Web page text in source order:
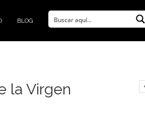
BLOG
la Virgen